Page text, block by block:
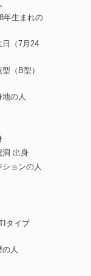
年生まれの
日（7月24
（B型）
の人
洞 出身
ョンの人
タイプ
人